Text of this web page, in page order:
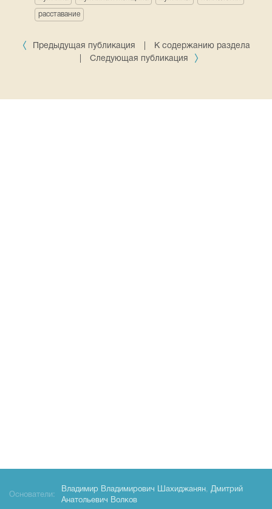
расставание
Предыдущая публикация
К содержанию раздела
Следующая публикация
Основатели:
Владимир Владимирович Шахиджанян, Дмитрий
Анатольевич Волков